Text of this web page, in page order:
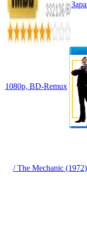
1080p, BD-Remux
/ The Mechanic